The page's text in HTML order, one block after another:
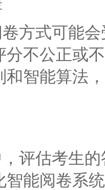
式可能会
分不公正或
和智能算法
估考生的
智能阅卷系